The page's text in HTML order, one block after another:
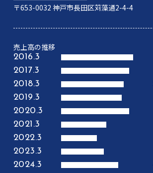
〒653-0032 神戸市長田区苅藻通2-4-4
売上高の推移
2016.3
2017.3
2018.3
2019.3
2020.3
2021.3
2022.3
2023.3
2024.3